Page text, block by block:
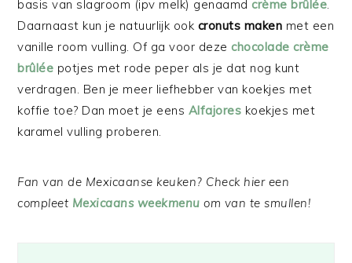
basis van slagroom (ipv melk) genaamdcrème brûlée.
Daarnaast kun je natuurlijk ook cronuts maken met een
vanille room vulling. Of ga voor dezechocolade crème
brûlée potjes met rode peper als je dat nog kunt
verdragen. Ben je meer liefhebber van koekjes met
koffie toe? Dan moet je eens Alfajores koekjes met
karamel vulling proberen.
Fan van de Mexicaanse keuken? Check hier een
compleet Mexicaans weekmenu om van te smullen!